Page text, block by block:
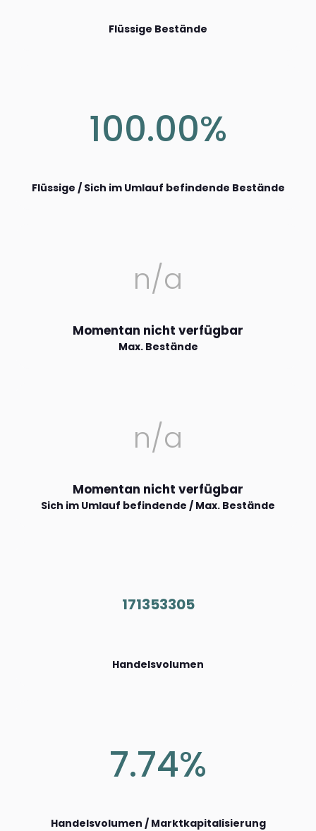
Flüssige Bestände
100.00%
Flüssige / Sich im Umlauf befindende Bestände
n/a
Momentan nicht verfügbar
Max. Bestände
n/a
Momentan nicht verfügbar
Sich im Umlauf befindende / Max. Bestände
171353305
Handelsvolumen
7.74%
Handelsvolumen / Marktkapitalisierung